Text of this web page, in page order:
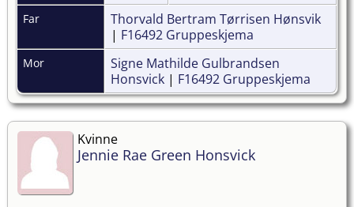
Far
Thorvald Bertram Tørrisen Hønsvik
| F16492 Gruppeskjema
Mor
Signe Mathilde Gulbrandsen
Honsvick | F16492 Gruppeskjema
Kvinne
Jennie Rae Green Honsvick